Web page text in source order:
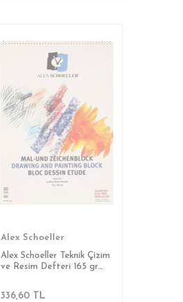
Alex Schoeller
Alex Schoeller Teknik Çizim
ve Resim Defteri 165 gr
336,60 TL